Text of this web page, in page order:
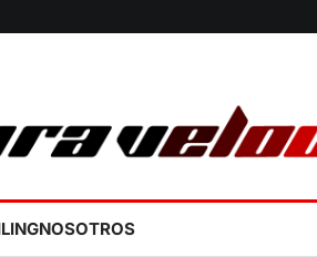
NOSOTROS